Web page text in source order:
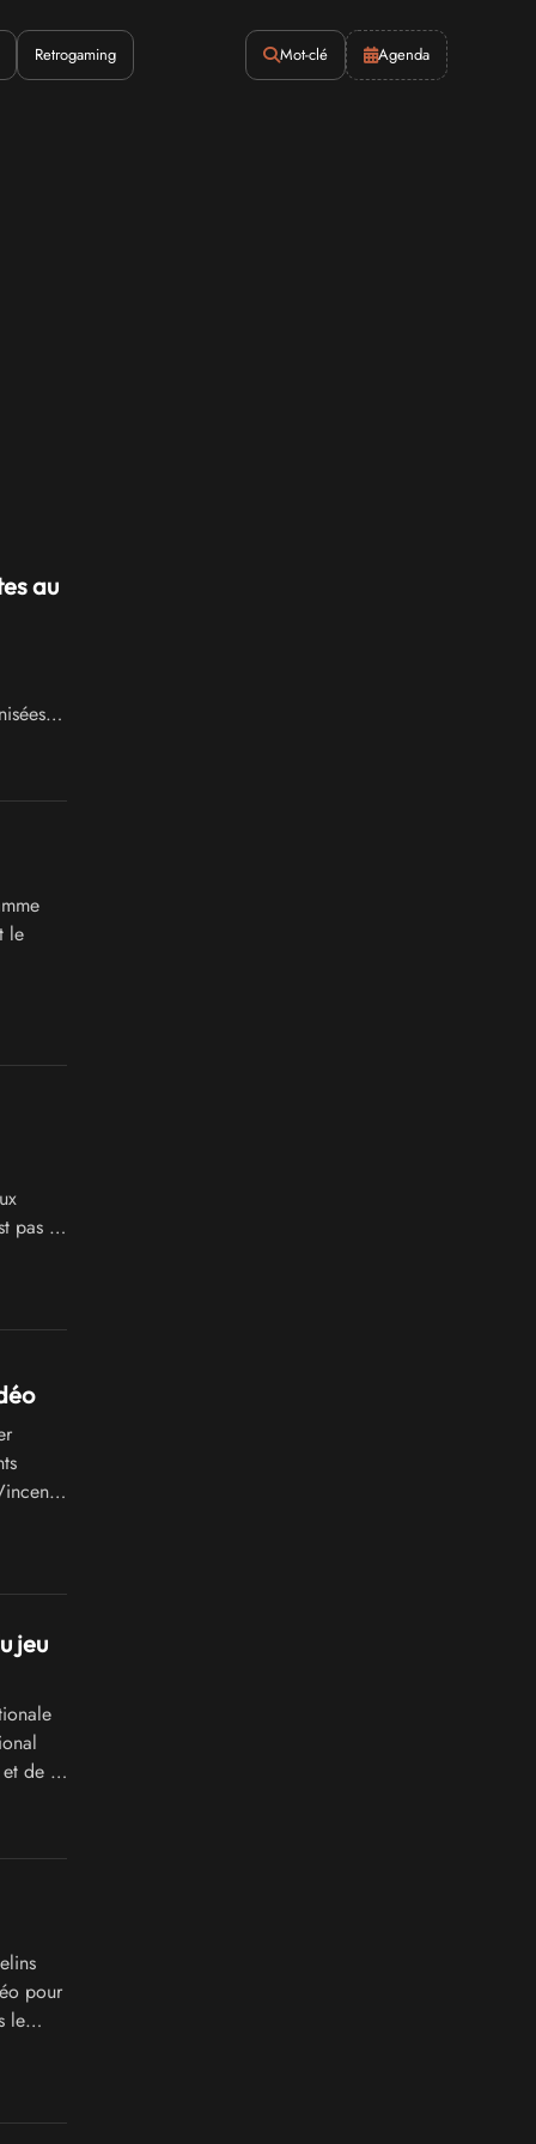
Retrogaming Mot-clé Agenda
au
le
pas le
jeu
et de …
pour
le